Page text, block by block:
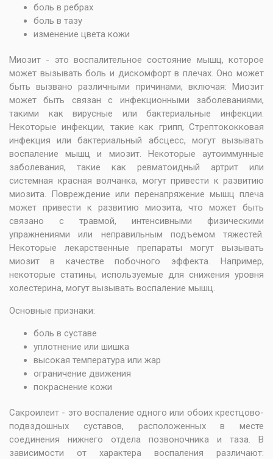
боль в ребрах
боль в тазу
изменение цвета кожи
Миозит - это воспалительное состояние мышц, которое
может вызывать боль и дискомфорт в плечах. Оно может
быть вызвано различными причинами, включая: Миозит
может быть связан с инфекционными заболеваниями,
такими как вирусные или бактериальные инфекции.
Некоторые инфекции, такие как грипп, Стрептококковая
инфекция или бактериальный абсцесс, могут вызывать
воспаление мышц и миозит. Некоторые аутоиммунные
заболевания, такие как ревматоидный артрит или
системная красная волчанка, могут привести к развитию
миозита. Повреждение или перенапряжение мышц плеча
может привести к развитию миозита, что может быть
связано с травмой, интенсивными физическими
упражнениями или неправильным подъемом тяжестей.
Некоторые лекарственные препараты могут вызывать
миозит в качестве побочного эффекта. Например,
некоторые статины, используемые для снижения уровня
холестерина, могут вызывать воспаление мышц.
Основные признаки:
боль в суставе
уплотнение или шишка
высокая температура или жар
ограничение движения
покраснение кожи
Сакроилеит - это воспаление одного или обоих крестцово-
подвздошных суставов, расположенных в месте
соединения нижнего отдела позвоночника и таза. В
зависимости от характера воспаления различают: